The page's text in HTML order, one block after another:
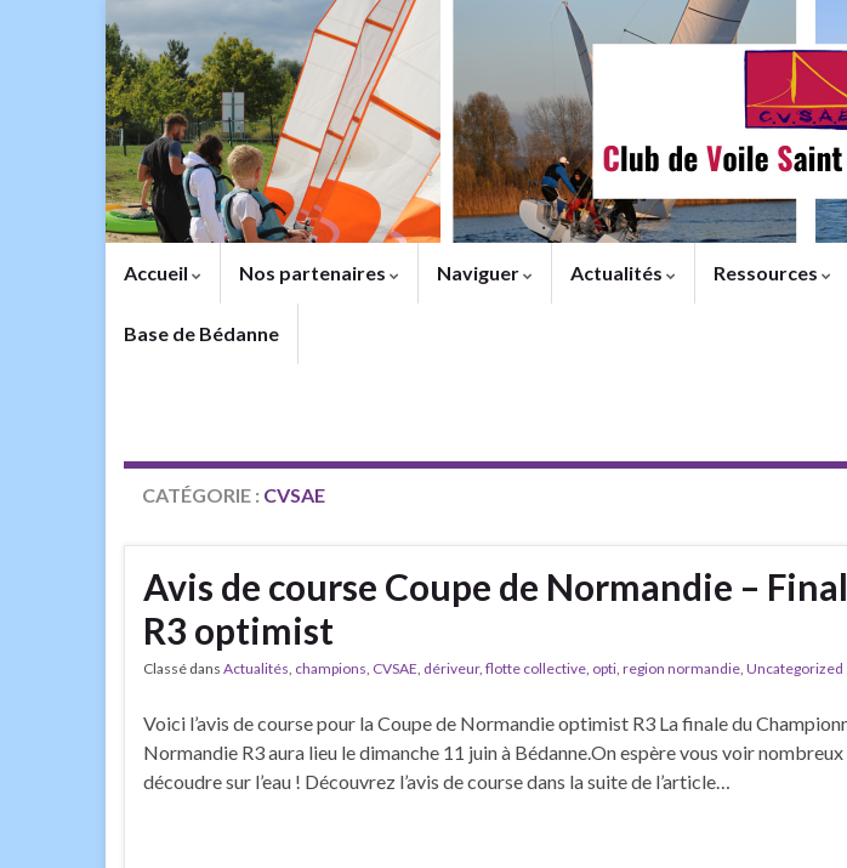
Accueil Nos partenaires Naviguer Actualités Ressources
Base de Bédanne
CATÉGORIE : CVSAE
Avis de course Coupe de Normandie –
R3 optimist
Classé dans Actualités, champions, CVSAE, dériveur, flotte collective, opti, region normandie, Uncategorized
Voici l’avis de course pour la Coupe de Normandie optimist R3 La finale du
Normandie R3 aura lieu le dimanche 11 juin à Bédanne.On espère vous voir
découdre sur l’eau ! Découvrez l’avis de course dans la suite de l’article…